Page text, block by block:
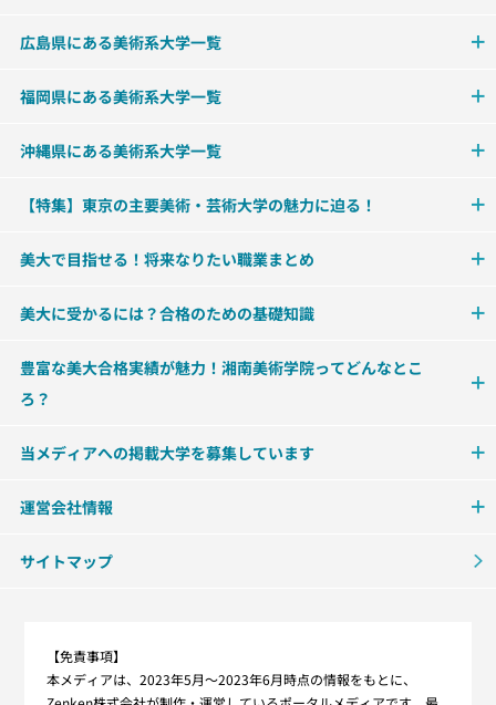
広島県にある美術系大学一覧
福岡県にある美術系大学一覧
沖縄県にある美術系大学一覧
【特集】東京の主要美術・芸術大学の魅力に迫る！
美大で目指せる！将来なりたい職業まとめ
美大に受かるには？合格のための基礎知識
豊富な美大合格実績が魅力！湘南美術学院ってどんなとこ
ろ？
当メディアへの掲載大学を募集しています
運営会社情報
サイトマップ
【免責事項】
本メディアは、2023年5月～2023年6月時点の情報をもとに、